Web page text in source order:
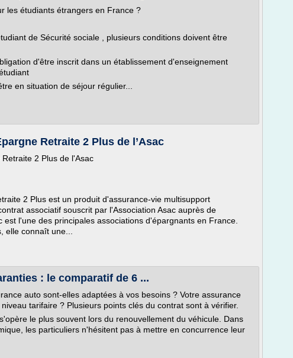
les étudiants étrangers en France ?
de Sécurité sociale , plusieurs conditions doivent être
d'être inscrit dans un établissement d'enseignement
en situation de séjour régulier...
Retraite 2 Plus de l’Asac
2 Plus de l'Asac
2 Plus est un produit d'assurance-vie multisupport
associatif souscrit par l'Association Asac auprès de
est l'une des principales associations d'épargnants en France.
elle connaît une...
: le comparatif de 6 ...
auto sont-elles adaptées à vos besoins ? Votre assurance
tarifaire ? Plusieurs points clés du contrat sont à vérifier.
le plus souvent lors du renouvellement du véhicule. Dans
les particuliers n'hésitent pas à mettre en concurrence leur